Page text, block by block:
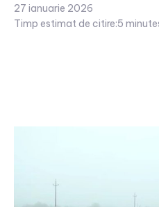
27 ianuarie 2026
Timp estimat de citire:5